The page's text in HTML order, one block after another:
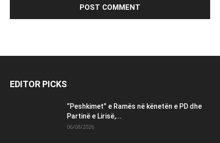
EDITOR PICKS
“Peshkimet” e Ramës në kënetën e PD dhe
Partinë e Lirisë,...
06/08/2026